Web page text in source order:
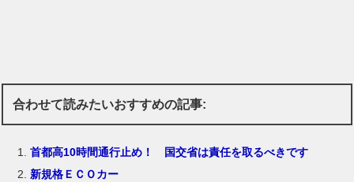
合わせて読みたいおすすめの記事:
首都高10時間通行止め！ 国交省は責任を取るべきです
新規格ＥＣＯカー